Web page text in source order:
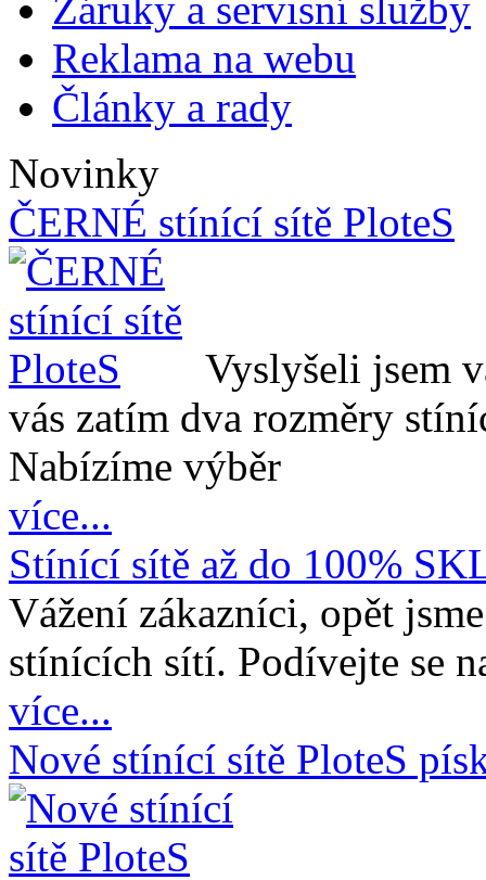
Reklama na webu
Články a rady
Novinky
ČERNÉ stínící sítě PloteS
Vyslyšeli jsem
vás zatím dva rozměry
Nabízíme výběr
více...
Stínící sítě až do 100%
Vážení zákazníci, opět
stínících sítí. Podívejte se
více...
Nové stínící sítě PloteS